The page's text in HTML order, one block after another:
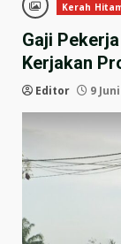
Kerah
Gaji
Kerjakan
Editor 9